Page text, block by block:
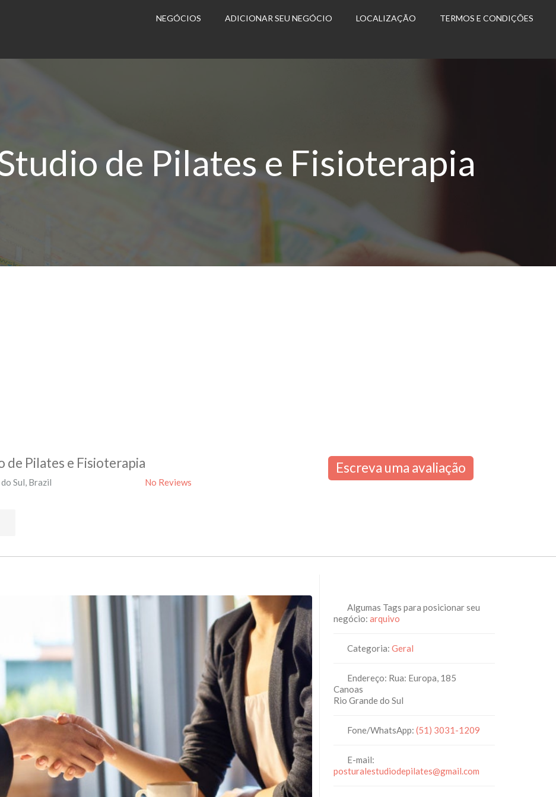
NEGÓCIOS ADICIONAR SEU NEGÓCIO LOCALIZAÇÃO TERMOS E CONDIÇÕES
de Pilates e Fisioterapia
de Pilates e Fisioterapia
Sul, Brazil No Reviews
Escreva uma avaliação
Algumas Tags para posicionar seu
negócio:arquivo
Categoria:Geral
Endereço: Rua: Europa, 185
Canoas
Rio Grande do Sul
Fone/WhatsApp:(51) 3031-1209
E-mail:
posturalestudiodepilates@gmail.com